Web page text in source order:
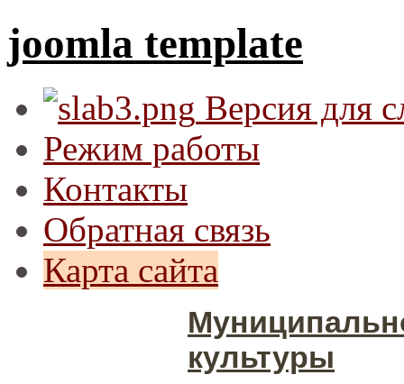
joomla template
Версия для
Режим работы
Контакты
Обратная связь
Карта сайта
культуры